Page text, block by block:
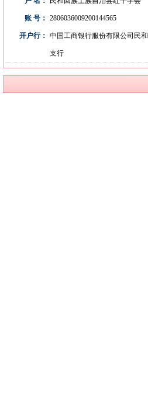
账 号： 2806036009200144565
开户行： 中国工商银行服份有限公司民和
支行